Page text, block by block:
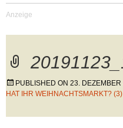
PUBLISHED ON 23. DEZEMBER
HAT IHR WEIHNACHTSMARKT? (3)